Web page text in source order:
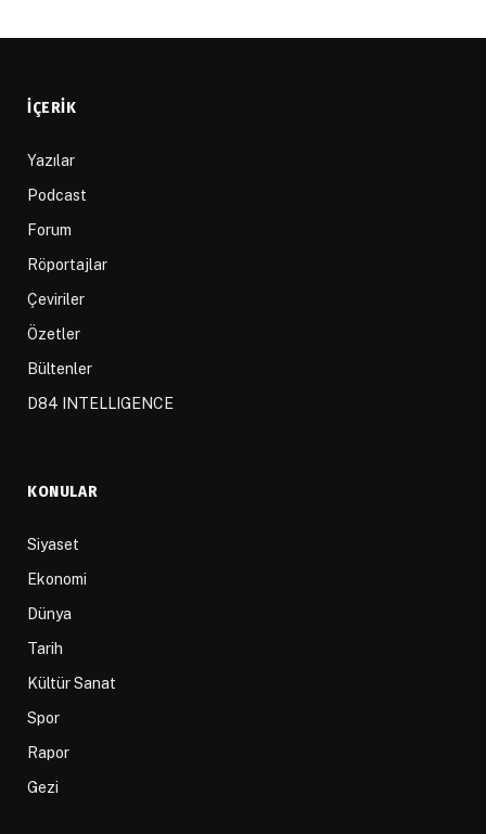
İÇERIK
Yazılar
Podcast
Forum
Röportajlar
Çeviriler
Özetler
Bültenler
D84 INTELLIGENCE
KONULAR
Siyaset
Ekonomi
Dünya
Tarih
Kültür Sanat
Spor
Rapor
Gezi